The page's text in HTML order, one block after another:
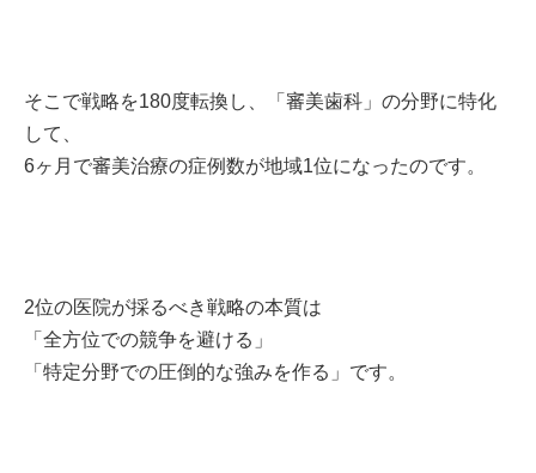
そこで戦略を180度転換し、「審美歯科」の分野に特化
して、
6ヶ月で審美治療の症例数が地域1位になったのです。
2位の医院が採るべき戦略の本質は
「全方位での競争を避ける」
「特定分野での圧倒的な強みを作る」です。